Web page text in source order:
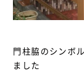
門柱脇のシンボ
ました